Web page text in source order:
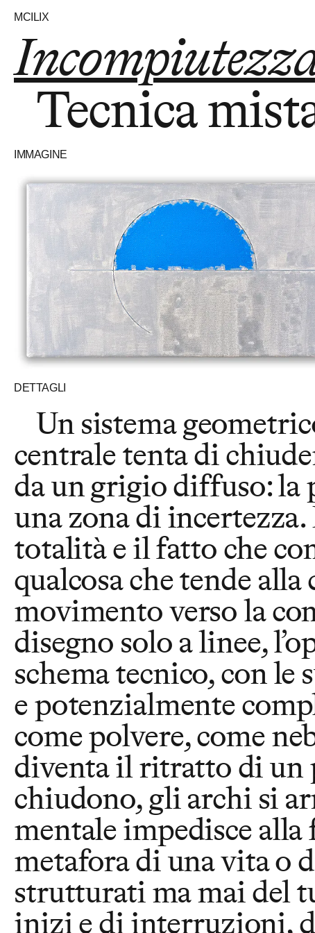
MCILIX
Tecnica
IMMAGINE
DETTAGLI
Un sistema
centrale tenta di
da un grigio diffuso: la
una zona di
totalità e il fatto che
qualcosa che tende
movimento verso la
disegno solo a linee,
schema tecnico, con
e potenzialmente
come polvere, come
diventa il ritratto di un
chiudono, gli archi si
mentale impedisce
metafora di una vita o
strutturati ma mai del
inizi e di interruzioni,